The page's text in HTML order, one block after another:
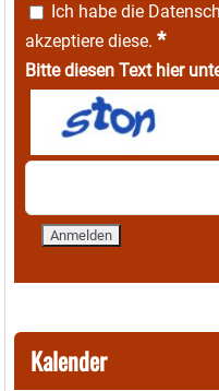
Ich habe die
akzeptiere diese. *
Bitte diesen Text hier
Kalender